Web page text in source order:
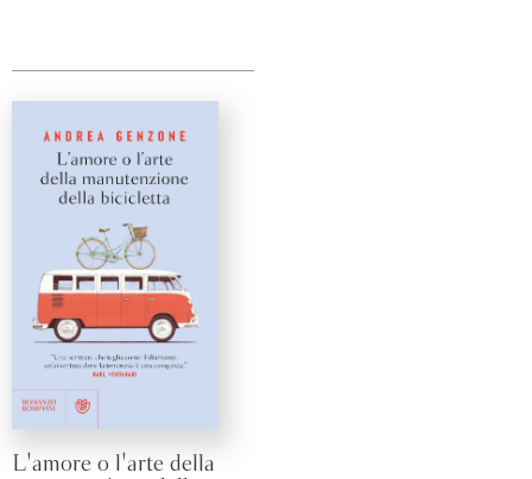
L'amore o l'arte della